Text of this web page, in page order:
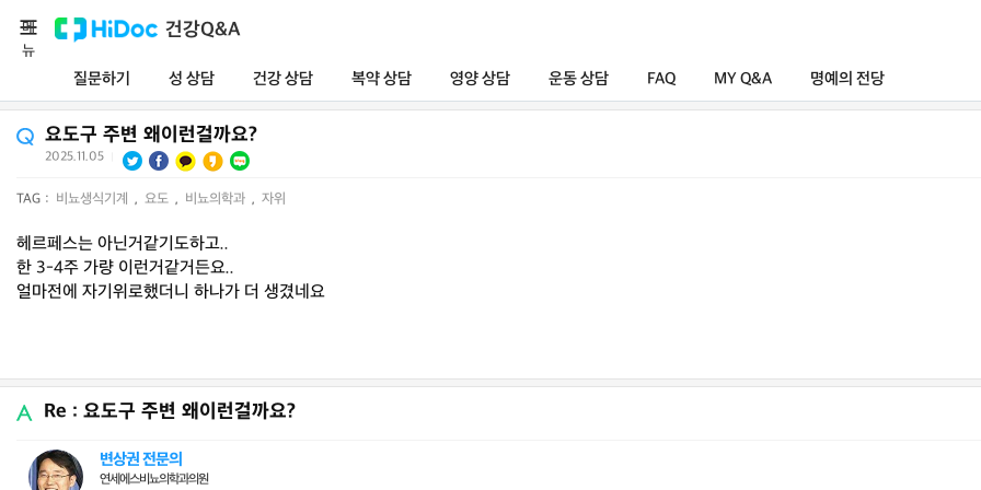
건강Q&A
질문하기 성 상담 건강 상담 복약 상담 영양 상담 운동 상담 FAQ MY Q&A 명예의 전당
메
뉴
요도구 주변 왜이런걸까요?
2025.11.05
TAG : 비뇨생식기계 , 요도 , 비뇨의학과 , 자위
헤르페스는 아닌거같기도하고..
한 3-4주 가량 이런거같거든요..
얼마전에 자기위로했더니 하나가 더 생겼네요
Re : 요도구 주변 왜이런걸까요?
변상권 전문의
연세에스비뇨의학과의원